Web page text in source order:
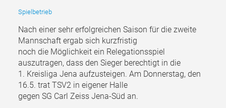
Spielbetrieb
Nach einer sehr erfolgreichen Saison für die zweite
Mannschaft ergab sich kurzfristig
noch die Möglichkeit ein Relegationsspiel
auszutragen, dass den Sieger berechtigt in die
1. Kreisliga Jena aufzusteigen. Am Donnerstag, den
16.5. trat TSV2 in eigener Halle
gegen SG Carl Zeiss Jena-Süd an.